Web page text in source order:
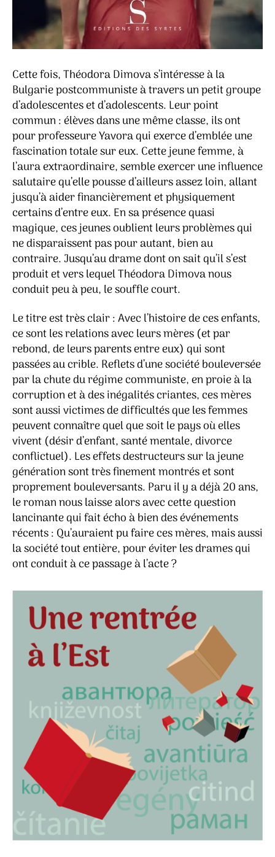
Cette fois, Théodora Dimova s’intéresse à la
Bulgarie postcommuniste à travers un petit groupe
d’adolescentes et d’adolescents. Leur point
commun : élèves dans une même classe, ils ont
pour professeure Yavora qui exerce d’emblée une
fascination totale sur eux. Cette jeune femme, à
l’aura extraordinaire, semble exercer une influence
salutaire qu’elle pousse d’ailleurs assez loin, allant
jusqu’à aider financièrement et physiquement
certains d’entre eux. En sa présence quasi
magique, ces jeunes oublient leurs problèmes qui
ne disparaissent pas pour autant, bien au
contraire. Jusqu’au drame dont on sait qu’il s’est
produit et vers lequel Théodora Dimova nous
conduit peu à peu, le souffle court.
Le titre est très clair : Avec l’histoire de ces enfants,
ce sont les relations avec leurs mères (et par
rebond, de leurs parents entre eux) qui sont
passées au crible. Reflets d’une société bouleversée
par la chute du régime communiste, en proie à la
corruption et à des inégalités criantes, ces mères
sont aussi victimes de difficultés que les femmes
peuvent connaître quel que soit le pays où elles
vivent (désir d’enfant, santé mentale, divorce
conflictuel). Les effets destructeurs sur la jeune
génération sont très finement montrés et sont
proprement bouleversants. Paru il y a déjà 20 ans,
le roman nous laisse alors avec cette question
lancinante qui fait écho à bien des événements
récents : Qu’auraient pu faire ces mères, mais aussi
la société tout entière, pour éviter les drames qui
ont conduit à ce passage à l’acte ?